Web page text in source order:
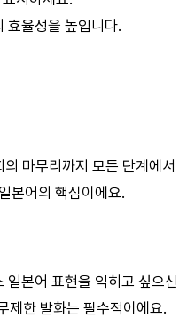
효율성을 높입니다.
마무리까지 모든 단계에서
본어의 핵심이에요.
일본어 표현을 익히고 싶으신
제한 발화는 필수적이에요.